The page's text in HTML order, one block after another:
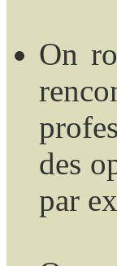
On
des
par